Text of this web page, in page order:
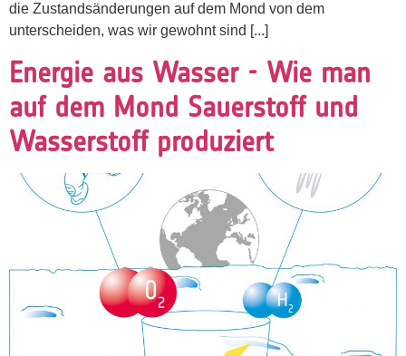
die Zustandsänderungen auf dem Mond von dem
unterscheiden, was wir gewohnt sind [...]
Energie aus Wasser - Wie man
auf dem Mond Sauerstoff und
Wasserstoff produziert